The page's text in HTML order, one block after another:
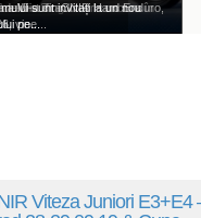
Ring
de Dirt Track vor concura în
a VI-a din CNIR Hard Enduro,
vine...
sunt invitați la un nou
pe...
Viteza Juniori E3+E4